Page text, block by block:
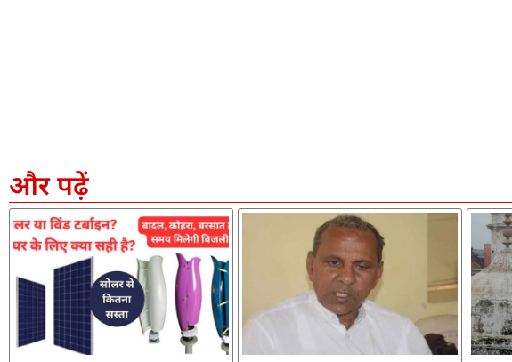
और पढ़ें